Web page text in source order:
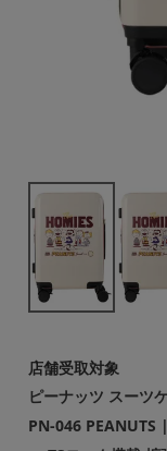
店舗受取対象
ピーナッツ スーツ
PN-046 PEANUTS